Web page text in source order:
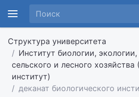
Структура университета
Институт биологии,
сельского и лесного
институт)
деканат биологического